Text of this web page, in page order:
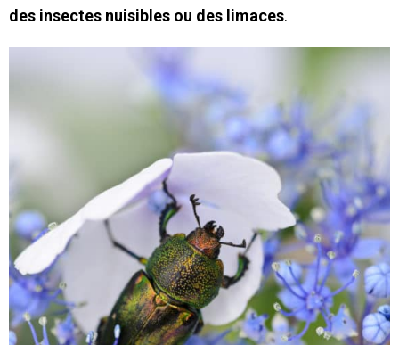
des insectes nuisibles ou des limaces.